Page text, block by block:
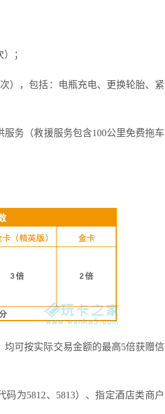
；
），包括：电瓶充电、更换轮胎、紧
务（救援服务包含100公里免费拖车
可按实际交易金额的最高5倍获赠信
为5812、5813）、指定酒店类商户